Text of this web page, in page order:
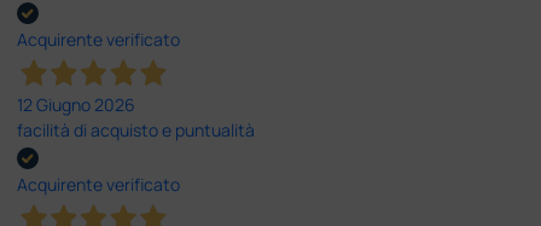
Acquirente verificato
12 Giugno 2026
facilità di acquisto e puntualità
Acquirente verificato